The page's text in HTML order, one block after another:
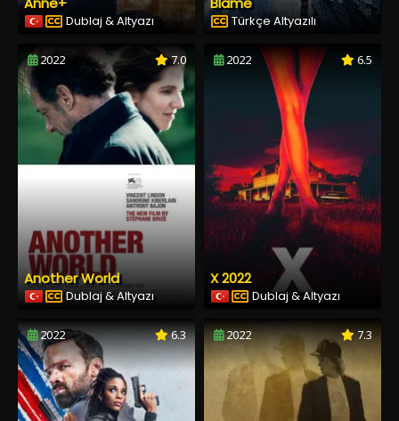
Dublaj & Altyazı Türkçe Altyazılı
2022 7.0
Another World
Dublaj & Altyazı
2022 6.5
X 2022
Dublaj & Altyazı
2022 6.3 2022 7.3